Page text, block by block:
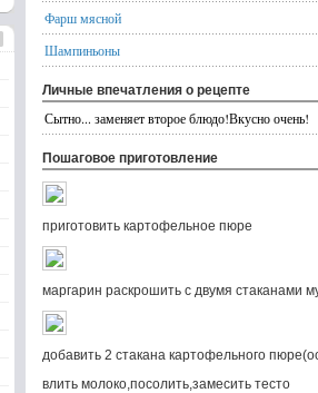
Фарш мясной
Шампиньоны
Личные впечатления о рецепте
Сытно... заменяет второе блюдо!Вкусно очень!
Пошаговое приготовление
приготовить картофельное пюре
маргарин раскрошить с двумя стаканами
добавить 2 стакана картофельного
влить молоко,посолить,замесить тесто